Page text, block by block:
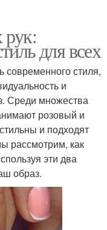
для всех
современного стиля,
и
Среди множества
розовый и
и подходят
рассмотрим, как
эти два
образ.